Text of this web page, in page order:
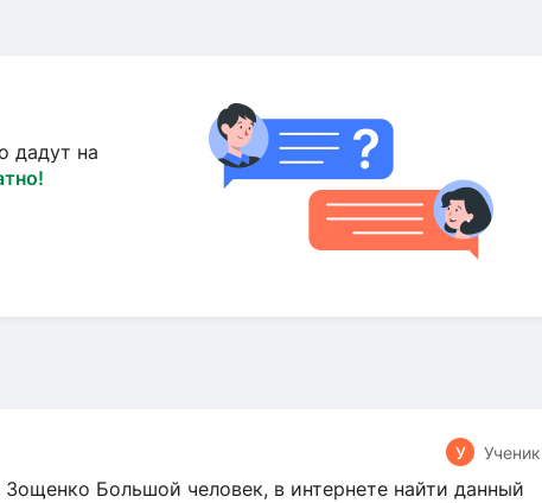
дадут на
У Ученик
Большой человек, в интернете найти данный